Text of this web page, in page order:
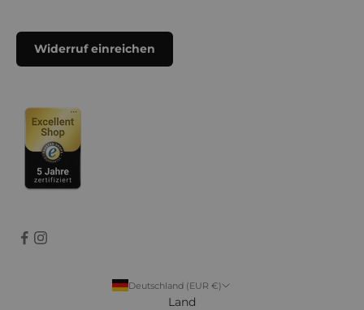
Widerruf einreichen
Deutschland (EUR €)
Land